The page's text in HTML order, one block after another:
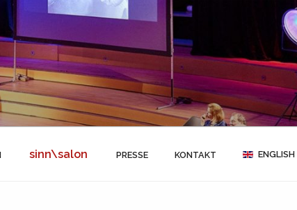
sinn\salon PRESSE KONTAKT ENGLISH